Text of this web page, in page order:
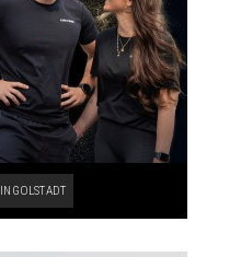
INGOLSTADT